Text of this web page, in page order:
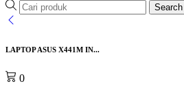
Search
LAPTOP ASUS X441M IN...
0